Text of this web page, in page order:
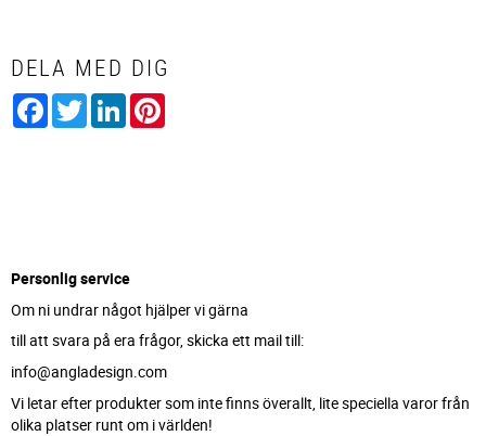
DELA MED DIG
Facebook
TwitterLinkedIn
Personlig service
Om ni undrar något hjälper vi gärna
till att svara på era frågor, skicka ett mail till:
info@angladesign.com
Vi letar efter produkter som inte finns överallt, lite speciella varor från
olika platser runt om i världen!